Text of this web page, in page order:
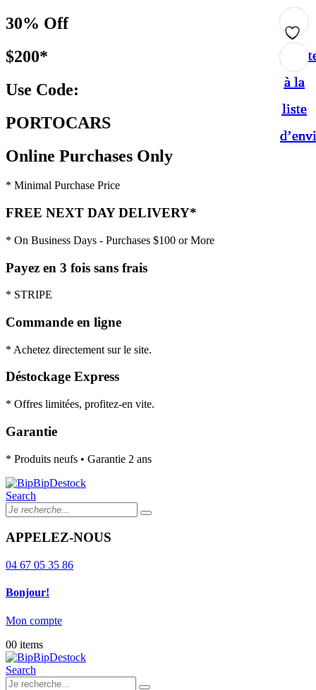
30% Off
$200*
Use Code:
PORTOCARS
Online Purchases Only
* Minimal Purchase Price
FREE NEXT DAY DELIVERY*
* On Business Days - Purchases $100 or More
Payez en 3 fois sans frais
* STRIPE
Commande en ligne
* Achetez directement sur le site.
Déstockage Express
* Offres limitées, profitez-en vite.
Garantie
* Produits neufs • Garantie 2 ans
Search
APPELEZ-NOUS
04 67 05 35 86
Bonjour!
Mon compte
00 items
Search
à la
liste
à la
liste
à la
liste
à la
liste
à la
liste